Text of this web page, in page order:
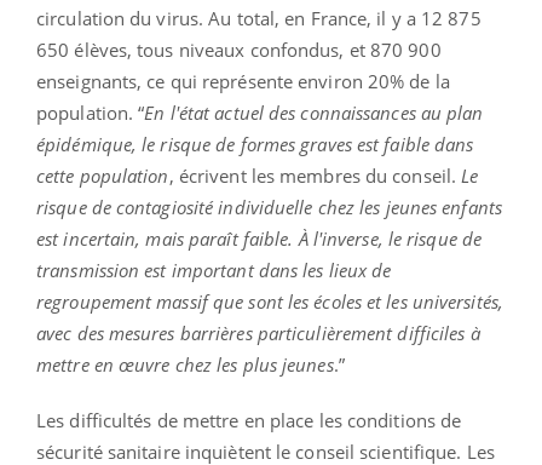
circulation du virus. Au total, en France, il y a 12 875
650 élèves, tous niveaux confondus, et 870 900
enseignants, ce qui représente environ 20% de la
population. “En l'état actuel des connaissances au plan
épidémique, le risque de formes graves est faible dans
cette population, écrivent les membres du conseil. Le
risque de contagiosité individuelle chez les jeunes enfants
est incertain, mais paraît faible. À l'inverse, le risque de
transmission est important dans les lieux de
regroupement massif que sont les écoles et les universités,
avec des mesures barrières particulièrement difficiles à
mettre en œuvre chez les plus jeunes.”
Les difficultés de mettre en place les conditions de
sécurité sanitaire inquiètent le conseil scientifique. Les